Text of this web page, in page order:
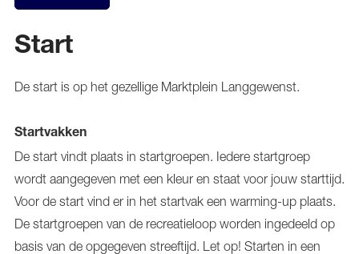
Start
De start is op het gezellige Marktplein Langgewenst.
Startvakken
De start vindt plaats in startgroepen. Iedere startgroep
wordt aangegeven met een kleur en staat voor jouw starttijd.
Voor de start vind er in het startvak een warming-up plaats.
De startgroepen van de recreatieloop worden ingedeeld op
basis van de opgegeven streeftijd. Let op! Starten in een